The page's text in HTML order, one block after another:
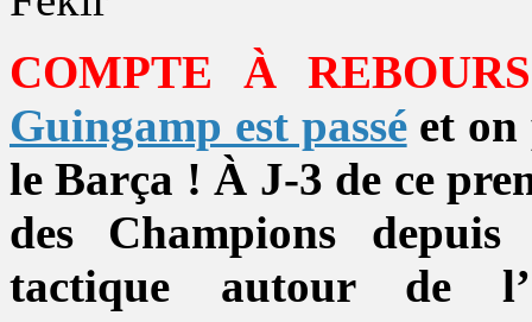
COMPTE À
Guingamp est passéet on
le Barça ! À J-3 de ce
des Champions
tactique autour de